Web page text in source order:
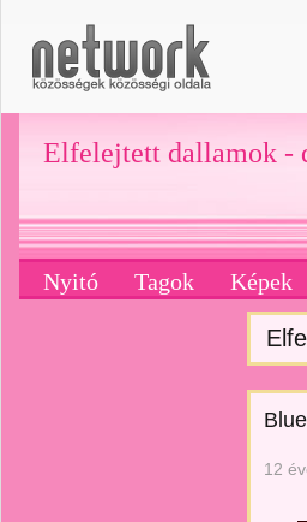
Elfelejtett dallamok -
Nyitó Tagok Képek
12